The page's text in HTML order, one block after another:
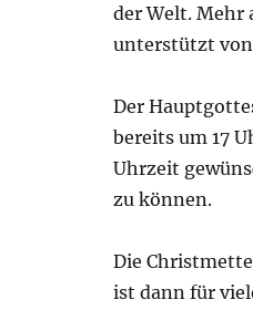
der Welt. Mehr
unterstützt
Der
bereits um 17
Uhrzeit
zu können.
Die
ist dann für